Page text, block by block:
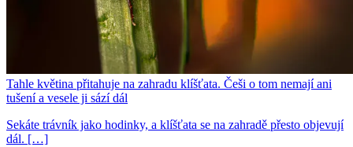
Tahle květina přitahuje na zahradu klíšťata. Češi o tom nemají ani
tušení a vesele ji sází dál
Sekáte trávník jako hodinky, a klíšťata se na zahradě přesto objevují
dál. […]